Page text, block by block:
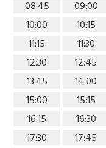
08:45
09:00
10:00
10:15
11:15
11:30
12:30
12:45
13:45
14:00
15:00
15:15
16:15
16:30
17:30
17:45